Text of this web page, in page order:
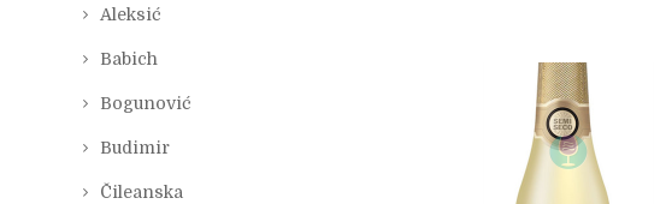
Aleksić
Babich
Bogunović
Budimir
Čileanska